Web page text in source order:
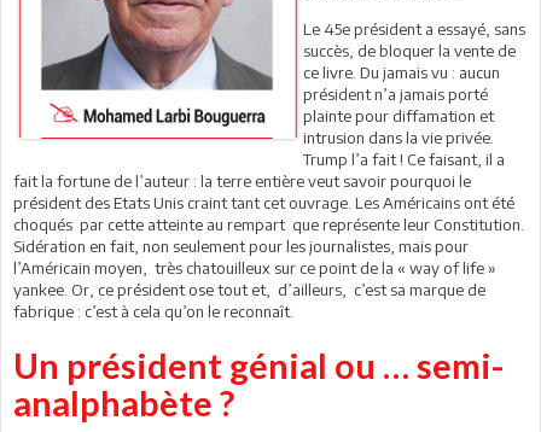
Le 45e président a essayé, sans
succès, de bloquer la vente de
ce livre. Du jamais vu : aucun
président n’a jamais porté
plainte pour diffamation et
intrusion dans la vie privée.
Trump l’a fait ! Ce faisant, il a
fait la fortune de l’auteur : la terre entière veut savoir pourquoi le
président des Etats Unis craint tant cet ouvrage. Les Américains ont été
choqués par cette atteinte au rempart que représente leur Constitution.
Sidération en fait, non seulement pour les journalistes, mais pour
l’Américain moyen, très chatouilleux sur ce point de la « way of life »
yankee. Or, ce président ose tout et, d’ailleurs, c’est sa marque de
fabrique : c’est à cela qu’on le reconnaît.
Un président génial ou … semi-
analphabète ?